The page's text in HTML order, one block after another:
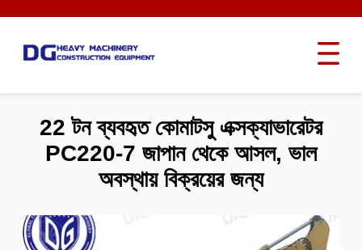
22 টন ব্যবহৃত কোমাটসু এক্সক্যাভারেটর
PC220-7 জাপান থেকে আসল, ভাল
অবস্থায় বিক্রয়ের জন্য